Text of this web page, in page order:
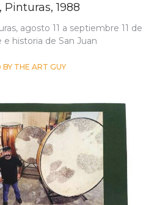
1988
agosto 11 a septiembre 11 de
historia de San Juan
BY THE ART GUY